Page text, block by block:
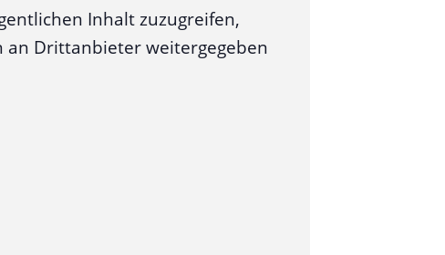
Inhalt zuzugreifen,
an Drittanbieter weitergegeben